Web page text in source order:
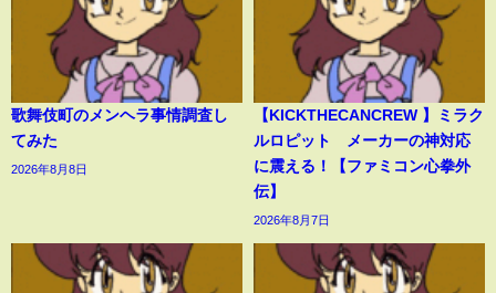
歌舞伎町のメンヘラ事情調査し
てみた
2026年8月8日
【KICKTHECANCREW 】ミラク
ルロピット メーカーの神対応
に震える！【ファミコン心拳外
伝】
2026年8月7日